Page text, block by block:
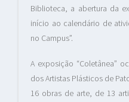
Biblioteca, a abertura da
início ao calendário de
no Campus”.
A exposição “Coletânea”
dos Artistas Plásticos de
16 obras de arte, de 13